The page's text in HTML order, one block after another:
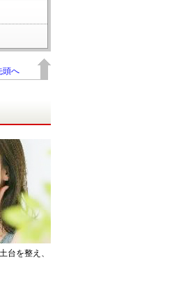
頭へ
台を整え、